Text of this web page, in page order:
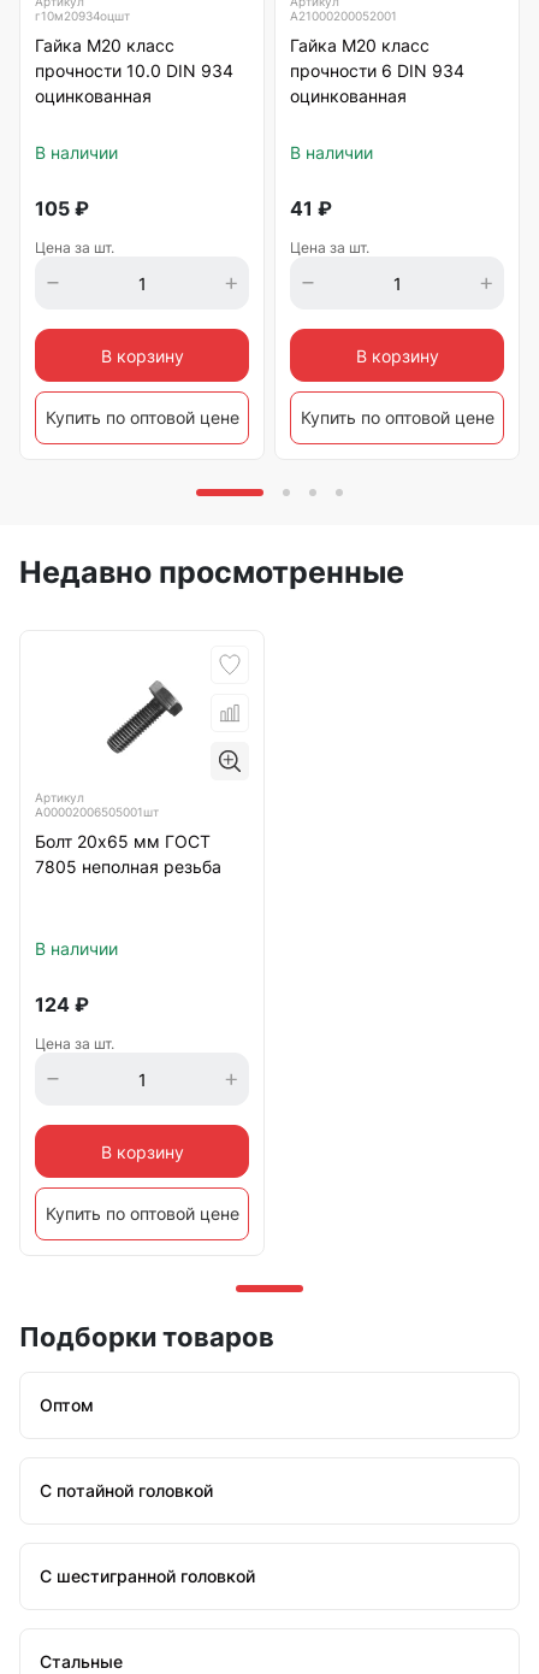
г10м20934оцшт
Гайка М20 класс
прочности 10.0 DIN 934
оцинкованная
В наличии
105 ₽
Цена за шт.
В корзину
Купить по оптовой цене
А21000200052001
Гайка М20 класс
прочности 6 DIN 934
оцинкованная
В наличии
41 ₽
Цена за шт.
В корзину
Купить по оптовой цене
Недавно просмотренные
Артикул
А00002006505001шт
Болт 20х65 мм ГОСТ
7805 неполная резьба
В наличии
124 ₽
Цена за шт.
В корзину
Купить по оптовой цене
Подборки товаров
Оптом
С потайной головкой
С шестигранной головкой
Стальные